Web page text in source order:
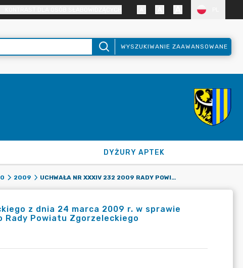
WYSZUKIWANIE ZAAWANSOWANE
DYŻURY APTEK
2009 UCHWAŁA NR XXXIV 232 2009 RADY POWIATU ZGORZELECKIEGO Z DNIA 24 MARCA 2009 R. W SPRAWIE LIKWIDACJI STAŁEJ KOMISJI BEZPIECZEŃSTWA PUBLICZNEGO RADY POWIATU ZGORZELECKIEGO
z dnia 24 marca 2009 r. w sprawie
Rady Powiatu Zgorzeleckiego